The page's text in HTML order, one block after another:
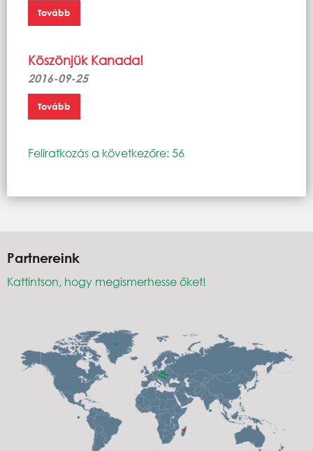
Tovább
Köszönjük Kanada!
2016-09-25
Tovább
Feliratkozás a következőre: 56
Partnereink
Kattintson, hogy megismerhesse őket!